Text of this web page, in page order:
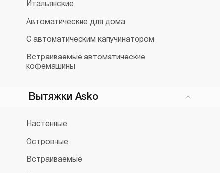
Итальянские
Автоматические для дома
С автоматическим капучинатором
Встраиваемые автоматические
кофемашины
Вытяжки Asko
Настенные
Островные
Встраиваемые